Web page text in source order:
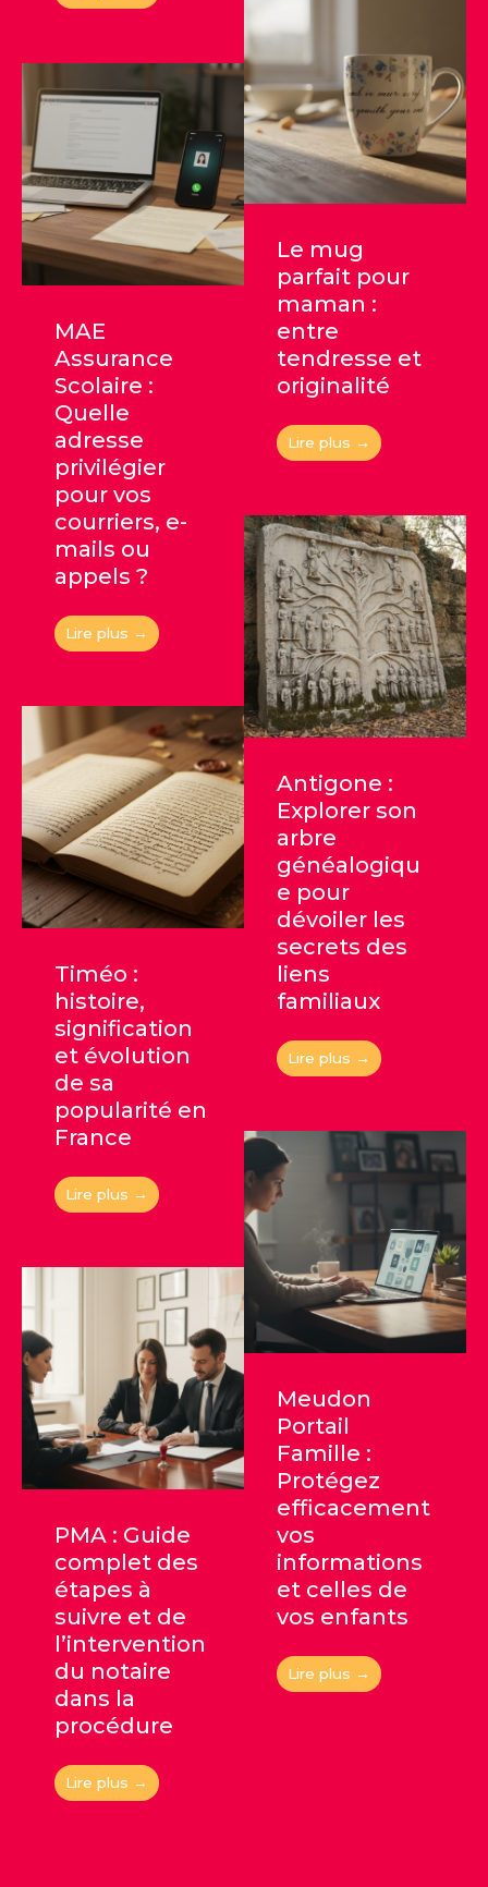
MAE
Assurance
Scolaire :
Quelle
adresse
privilégier
pour vos
courriers, e-
mails ou
appels ?
Lire plus →
Timéo :
histoire,
signification
et évolution
de sa
popularité en
France
Lire plus →
PMA : Guide
complet des
étapes à
suivre et de
l’intervention
du notaire
dans la
procédure
Lire plus →
Le mug
parfait pour
maman :
entre
tendresse et
originalité
Lire plus →
Antigone :
Explorer son
arbre
généalogiqu
e pour
dévoiler les
secrets des
liens
familiaux
Lire plus →
Meudon
Portail
Famille :
Protégez
efficacement
vos
informations
et celles de
vos enfants
Lire plus →